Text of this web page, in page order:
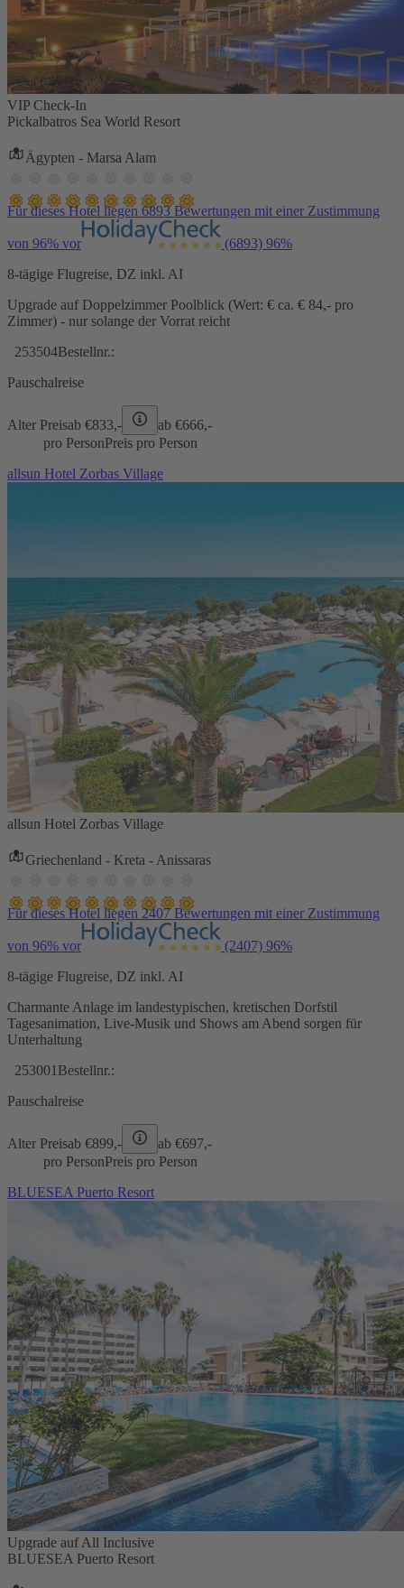
VIP Check-In
Pickalbatros Sea World Resort
Ägypten - Marsa Alam
Für dieses Hotel liegen 6893 Bewertungen mit einer Zustimmung
von 96% vor (6893) 96%
8-tägige Flugreise, DZ inkl. AI
Upgrade auf Doppelzimmer Poolblick (Wert: € ca. € 84,- pro
Zimmer) - nur solange der Vorrat reicht
253504Bestellnr.:
Pauschalreise
Alter Preisab €833,- ab €666,-
pro PersonPreis pro Person
allsun Hotel Zorbas Village
allsun Hotel Zorbas Village
Griechenland - Kreta - Anissaras
Für dieses Hotel liegen 2407 Bewertungen mit einer Zustimmung
von 96% vor (2407) 96%
8-tägige Flugreise, DZ inkl. AI
Charmante Anlage im landestypischen, kretischen Dorfstil
Tagesanimation, Live-Musik und Shows am Abend sorgen für
Unterhaltung
253001 Bestellnr.:
Pauschalreise
Alter Preisab €899,- ab €697,-
pro PersonPreis pro Person
BLUESEA Puerto Resort
Upgrade auf All Inclusive
BLUESEA Puerto Resort